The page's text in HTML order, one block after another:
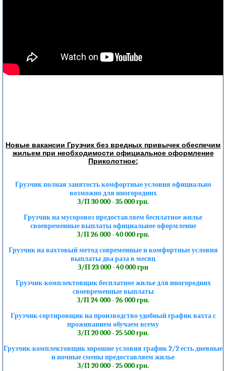
Новые вакансии Грузчик без вредных привычек обеспечим
жильем при необходимости официальное оформление
Приколотное:
Грузчик полная занятость комфортные условия официально
возможно для иногородних
З/П 30 000 - 35 000 грн.
Грузчик на мусоровоз предоставляем бесплатное жилье
своевременные выплаты официальное оформление
З/П 26 000 - 40 000 грн.
Грузчик на вахтовый метод современные и комфортные условия
выплаты два раза в месяц
З/П 23 000 - 40 000 грн
Грузчик-комплектовщик бесплатное жилье для иногородних
своевременные выплаты
З/П 24 000 - 26 000 грн.
Грузчик-сортировщик на производство удобный график вахта с
проживанием обучаем всему
З/П 20 000 - 25 500 грн.
Грузчик-комплектовщик хорошие условия график 2/2 есть дневные
и ночные смены предоставляем жилье
З/П 20 000 - 25 000 грн.